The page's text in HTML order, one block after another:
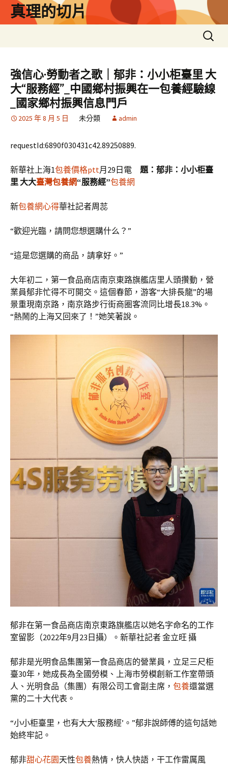
真理的切片
搜
尋
鍵
字:
強信心·勞動者之歌｜郁非：小小柜臺里 大
大“服務經”_中國鄉村振興在一包養經驗線
_國家鄉村振興信息門戶
2025 年 8 月 5 日 未分類 admin
requestId:6890f030431c42.89250889.
新華社上海1包養價格ptt月29日電 題：郁非：小小柜臺
里 大大臺灣包養網“服務經”包養網
新包養網心得華社記者周蕊
“歡迎光臨，請問您想選購什么？”
“這是您選購的商品，請拿好。”
大年初二，第一食品商店南京東路旗艦店里人頭攢動，營
業員郁非忙得不可開交。這個春節，游客“大排長龍”的場
景重現南京路，南京路步行街商圈客流同比增長18.3%。
“熱鬧的上海又回來了！”她笑著說。
郁非在第一食品商店南京東路旗艦店以她名字命名的工作
室留影（2022年9月23日攝）。新華社記者 金立旺 攝
郁非是光明食品集團第一食品商店的營業員，立足三尺柜
臺30年，她成長為全國勞模、上海市勞模創新工作室帶頭
人、光明食品（集團）有限公司工會副主席， 包養還當選
黨的二十大代表。
“小小柜臺里，也有大大‘服務經’。”郁非說師傅的這句話她
始終牢記。
郁非甜心花園天性包養熱情，快人快語，干工作雷厲風